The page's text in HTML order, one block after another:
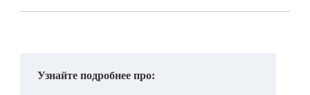
Узнайте подробнее про: